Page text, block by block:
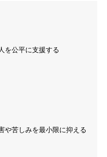
を公平に支援する
や苦しみを最小限に抑える